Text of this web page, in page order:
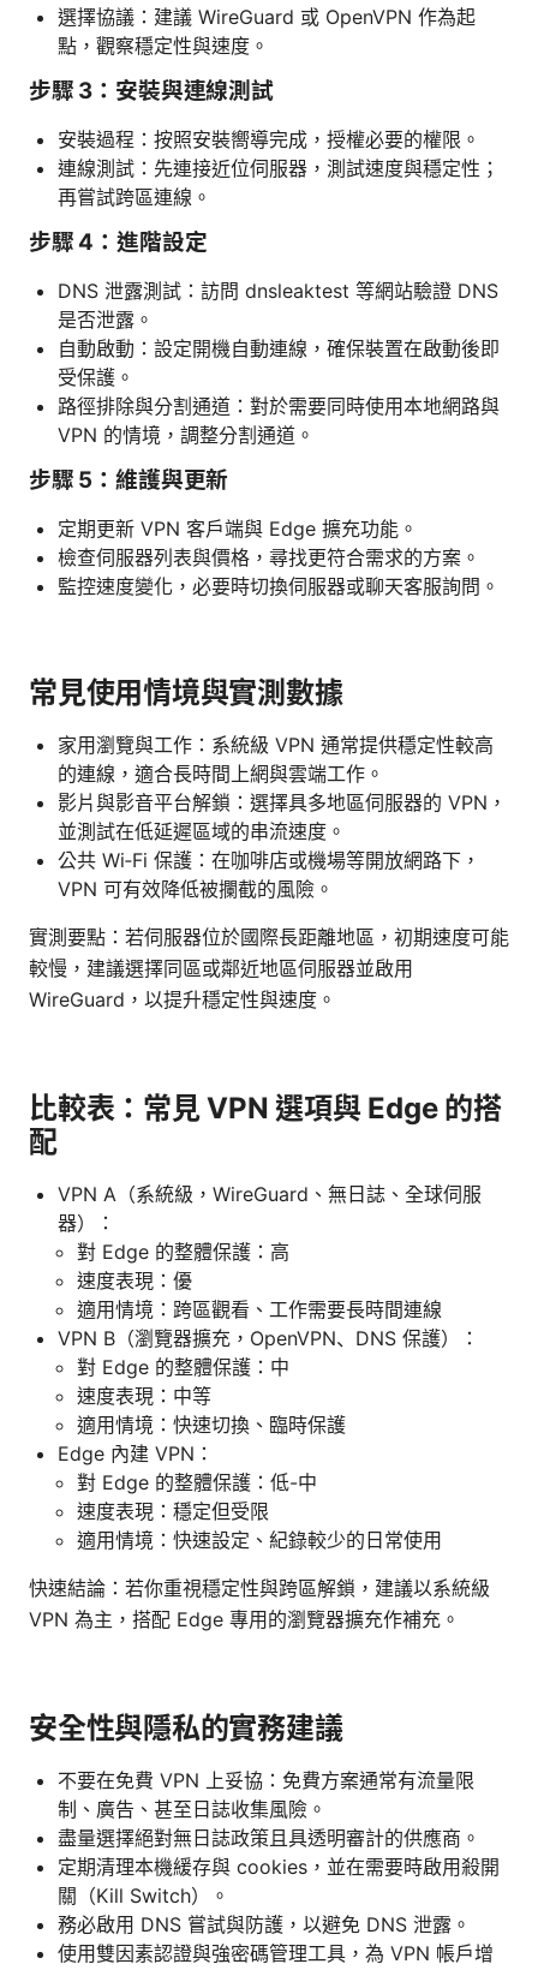
選擇協議：建議 WireGuard 或 OpenVPN 作為起
點，觀察穩定性與速度。
步驟 3：安裝與連線測試
安裝過程：按照安裝嚮導完成，授權必要的權限。
連線測試：先連接近位伺服器，測試速度與穩定性；
再嘗試跨區連線。
步驟 4：進階設定
DNS 泄露測試：訪問 dnsleaktest 等網站驗證 DNS
是否泄露。
自動啟動：設定開機自動連線，確保裝置在啟動後即
受保護。
路徑排除與分割通道：對於需要同時使用本地網路與
VPN 的情境，調整分割通道。
步驟 5：維護與更新
定期更新 VPN 客戶端與 Edge 擴充功能。
檢查伺服器列表與價格，尋找更符合需求的方案。
監控速度變化，必要時切換伺服器或聊天客服詢問。
常見使用情境與實測數據
家用瀏覽與工作：系統級 VPN 通常提供穩定性較高
的連線，適合長時間上網與雲端工作。
影片與影音平台解鎖：選擇具多地區伺服器的 VPN，
並測試在低延遲區域的串流速度。
公共 Wi‑Fi 保護：在咖啡店或機場等開放網路下，
VPN 可有效降低被攔截的風險。
實測要點：若伺服器位於國際長距離地區，初期速度可能
較慢，建議選擇同區或鄰近地區伺服器並啟用
WireGuard，以提升穩定性與速度。
比較表：常見 VPN 選項與 Edge 的搭
配
VPN A（系統級，WireGuard、無日誌、全球伺服
器）：
對 Edge 的整體保護：高
速度表現：優
適用情境：跨區觀看、工作需要長時間連線
VPN B（瀏覽器擴充，OpenVPN、DNS 保護）：
對 Edge 的整體保護：中
速度表現：中等
適用情境：快速切換、臨時保護
Edge 內建 VPN：
對 Edge 的整體保護：低-中
速度表現：穩定但受限
適用情境：快速設定、紀錄較少的日常使用
快速結論：若你重視穩定性與跨區解鎖，建議以系統級
VPN 為主，搭配 Edge 專用的瀏覽器擴充作補充。
安全性與隱私的實務建議
不要在免費 VPN 上妥協：免費方案通常有流量限
制、廣告、甚至日誌收集風險。
盡量選擇絕對無日誌政策且具透明審計的供應商。
定期清理本機緩存與 cookies，並在需要時啟用殺開
關（Kill Switch）。
務必啟用 DNS 嘗試與防護，以避免 DNS 泄露。
使用雙因素認證與強密碼管理工具，為 VPN 帳戶增